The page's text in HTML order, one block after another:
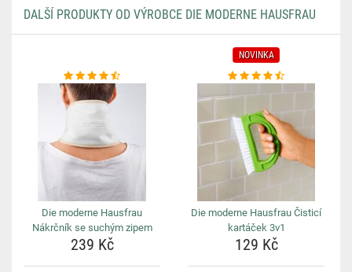
DALŠÍ PRODUKTY OD VÝROBCE DIE MODERNE HAUSFRAU
Die moderne Hausfrau
Nákrčník se suchým zipem
239 Kč
NOVINKA
Die moderne Hausfrau Čisticí
kartáček 3v1
129 Kč